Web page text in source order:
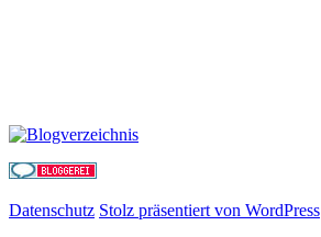
Datenschutz Stolz präsentiert von WordPress